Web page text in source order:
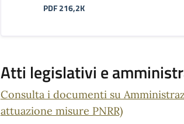
PDF 216,2K
Atti legislativi e
Consulta i documenti su
attuazione misure PNRR)